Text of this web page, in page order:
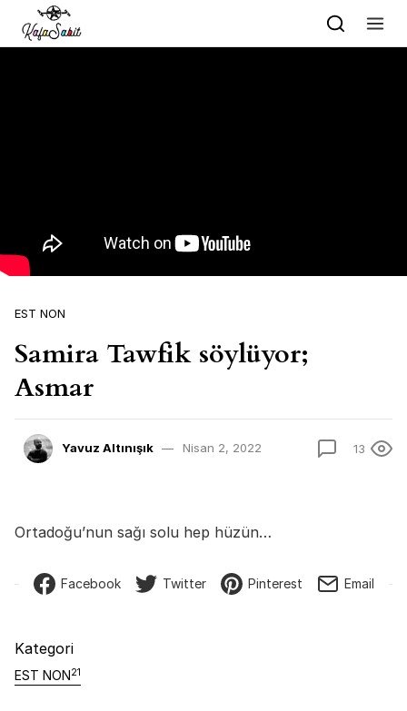
Skip to content
EST NON
Samira Tawfik söylüyor;
Asmar
Yavuz Altınışık Nisan 2, 2022 13
Ortadoğu’nun sağı solu hep hüzün…
Facebook Twitter Pinterest Email
Kategori
EST NON21